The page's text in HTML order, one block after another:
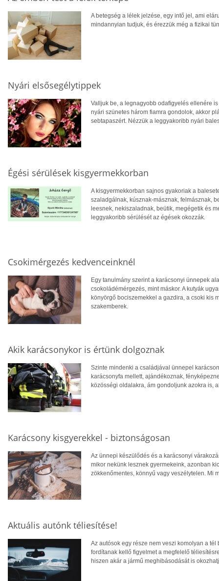
A betegség a lélek jelzése, egy intő jel, ami
mindannyian tudjuk, és érezzük még a fizikai
Nyári elsősegélytippek
Valljuk be, a legnagyobb odafigyelés ellenére
nyári szünetes három fiamra gondolok, akkor
sebtapaszért. Nézzük a leggyakoribb nyári
Égési sérülések kisgyermekkorban
A kisgyermekkorban sajnos gyakoriak a
szaladgálnak, kúsznak-másznak, felmásznak,
leesnek, nekiszaladnak, beütik, megégetik és
leggyakoribb sérülését az égések okozzák.
Csokimérgezés kedvenceinknél
Egy tanulmány szerint a karácsonyi ünnepek
csokoládémérgezés, mint máskor. A kutyák
könyörgő bociszemekkel a gazdira, a csoki kis
szakemberek.
Akik karácsonykor is értünk dolgoznak
Szinte mindenki a családjával ünnepel
karácsonyfa mellett, ajándékoznak,
közösségi oldalakra, ám gondoljunk azokra is,
Karácsony kisgyerekkel - biztonságosan
Az ünnepi készülődés és a karácsonyi
mikor nekünk lesznek gyermekeink, azonban
zökkenőmentes, könnyű vagy veszélytelen. Mi
Aktuális autónk téliesítése!
Az autósok egy része nem veszi komolyan a
fordítanak kellő figyelmet a megfelelő
hiszen akár a jármű meghibásodását is